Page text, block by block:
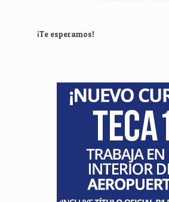
¡Te esperamos!